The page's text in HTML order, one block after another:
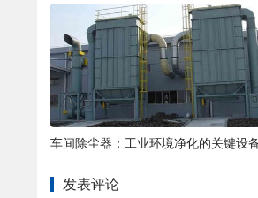
车间除尘器：工业环境净化的关键设
发表评论